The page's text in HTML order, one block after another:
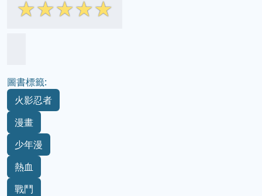
☆☆☆☆☆
圖書標籤:
火影忍者
漫畫
少年漫
熱血
戰鬥